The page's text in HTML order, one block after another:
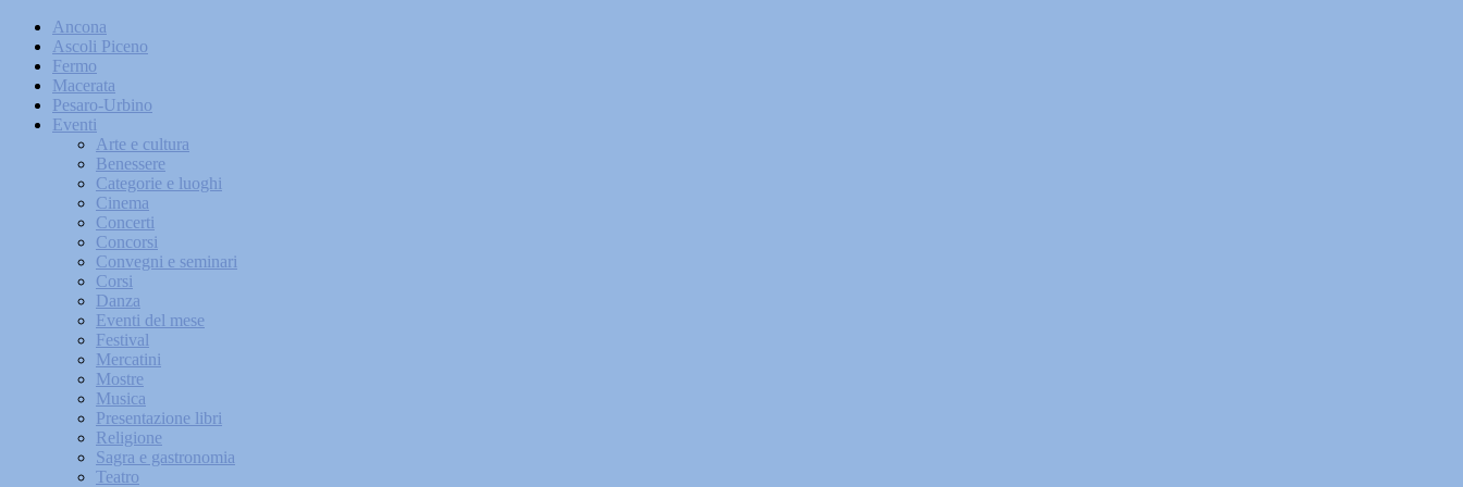
Ancona
Ascoli Piceno
Fermo
Macerata
Pesaro-Urbino
Eventi
Arte e cultura
Benessere
Categorie e luoghi
Cinema
Concerti
Concorsi
Convegni e seminari
Corsi
Danza
Eventi del mese
Festival
Mercatini
Mostre
Musica
Presentazione libri
Religione
Sagra e gastronomia
Teatro